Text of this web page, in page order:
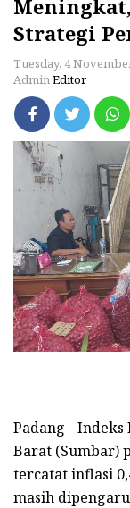
Strategi
Tuesday, 4
AdminEditor
Padang -
Barat (Sumbar)
tercatat inflasi
masih